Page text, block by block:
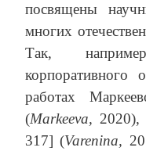
посвящены
многих
Так,
корпоративного
работах
(Markeeva,
317] (Varenina,